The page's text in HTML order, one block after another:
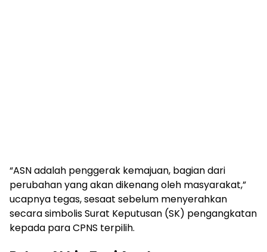
“ASN adalah penggerak kemajuan, bagian dari
perubahan yang akan dikenang oleh masyarakat,”
ucapnya tegas, sesaat sebelum menyerahkan
secara simbolis Surat Keputusan (SK) pengangkatan
kepada para CPNS terpilih.